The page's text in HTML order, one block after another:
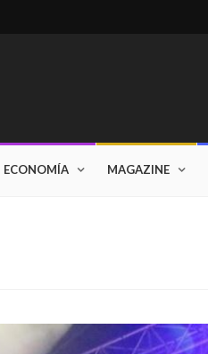
ECONOMÍA MAGAZINE